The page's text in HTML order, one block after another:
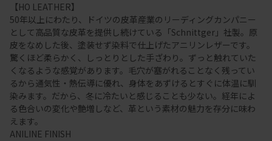
【HO LEATHER】
50年以上にわたり、ドイツの皮革産業のリーディングカンパニー
として高品質な皮革を提供し続けている「Schnittger」社製。原
皮をなめした後、塗装せず染料で仕上げたアニリンレザーです。
驚くほど柔らかく、しっとりとした手ざわり。ずっと触れていた
くなるような感覚があります。毛穴が塞がれることなく残ってい
るから通気性・熱伝導に優れ、身体をあずけるとすぐに体温に馴
染みます。だから、冬に冷たいと感じることも少ない。経年によ
る色合いの変化や艶増しなど、革という素材の魅力を存分に味わ
えます。
ANILINE FINISH